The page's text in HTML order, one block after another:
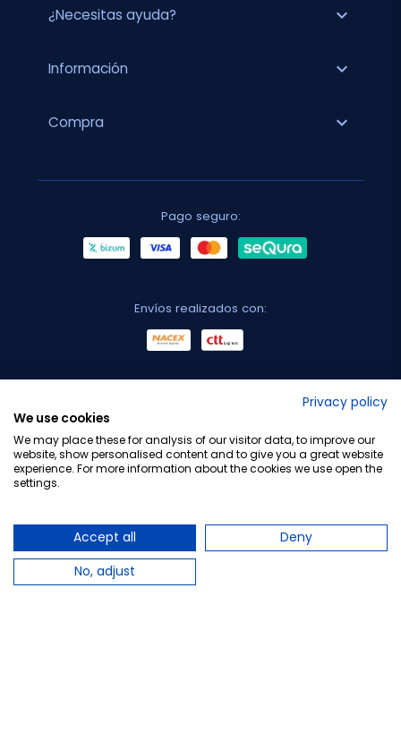
¿Necesitas ayuda? expand_more
Información expand_more
Compra expand_more
Pago seguro:
Envíos realizados con:
Privacy policy
We use cookies
We may place these for analysis of our visitor data, to improve our
website, show personalised content and to give you a great website
experience. For more information about the cookies we use open the
settings.
Accept all
Deny
No, adjust